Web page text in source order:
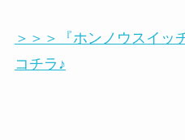
＞＞＞『ホンノウスイッ
コチラ♪